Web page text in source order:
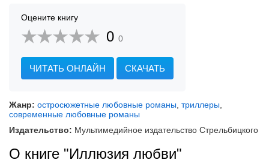
Оцените книгу
0 0
ЧИТАТЬ ОНЛАЙН СКАЧАТЬ
Жанр: остросюжетные любовные романы, триллеры,
современные любовные романы
Издательство: Мультимедийное издательство Стрельбицкого
О книге "Иллюзия любви"